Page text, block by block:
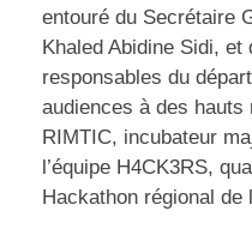
entouré du Secrétaire
Khaled Abidine Sidi, et
responsables du
audiences à des hauts
RIMTIC, incubateur
l’équipe H4CK3RS,
Hackathon régional de